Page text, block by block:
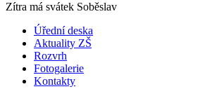
Zítra má svátek Soběslav
Úřední deska
Aktuality ZŠ
Rozvrh
Fotogalerie
Kontakty